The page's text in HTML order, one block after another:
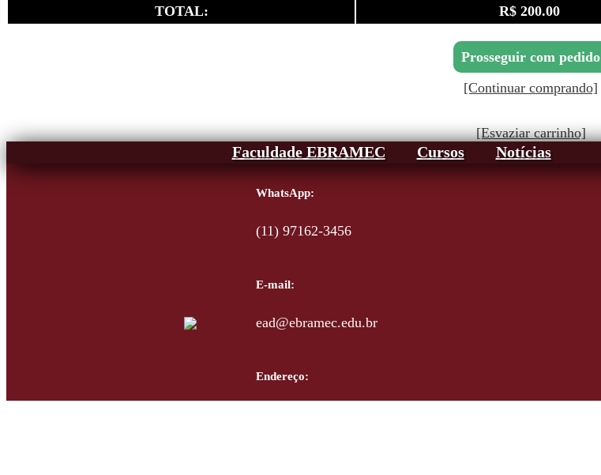
TOTAL: R$ 200.00
Prosseguir com pedido
[Continuar comprando]
[Esvaziar carrinho]
Faculdade EBRAMEC Cursos Notícias
WhatsApp:
(11) 97162-3456
E-mail:
ead@ebramec.edu.br
Endereço: